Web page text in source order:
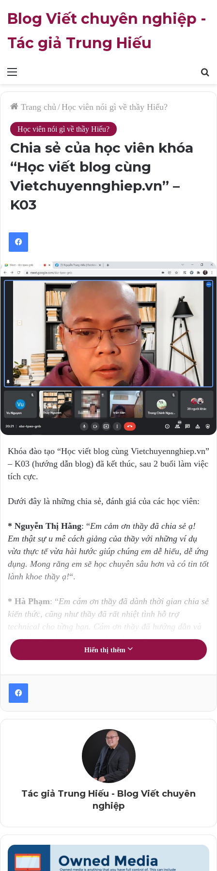
Mục
Blog Viết chuyên nghiệp -
Tác giả Trung Hiếu
Trang chủ/Học viên nói gì về thầy Hiếu?
Học viên nói gì về thầy Hiếu?
Chia sẻ của học viên khóa
“Học viết blog cùng
Vietchuyennghiep.vn” –
K03
Khóa đào tạo “Học viết blog cùng Vietchuyennghiep.vn”
– K03 (hướng dẫn blog) đã kết thúc, sau 2 buổi làm việc
tích cực.
Dưới đây là những chia sẻ, đánh giá của các học viên:
* Nguyễn Thị Hằng: “Em cảm ơn thầy đã chia sẻ ạ!
Em thật sự u mê cách giảng của thầy với những ví dụ
vừa thực tế vừa hài hước giúp chúng em dễ hiểu, dễ ứng
dụng. Mong rằng em sẽ học chuyên sâu hơn và có tin tốt
lành khoe thầy ạ!“.
* Hà Phạm: “Em cám ơn thầy đã dành thời gian chia sẻ
kiến thức, cũng như thầy đã rất nhiệt tình hỗ trợ
technical cho từng bạn. Cám ơn thầy đã hướng dẫn và
định hướng cho những newbie như em“.
2b học vừa qua thực sự rất hữu ích với em ạ“.
Tải eBook chia sẻ chuyên môn, hướng dẫn blog… của
Tác giả Trung Hiếu – Vietchuyennghiep.vn
Em cảm ơn sự nhiệt huyết của thầy
dành cho tất cả mọi người. Qua đó em đã phần nào gỡ
bỏ được thắc mắc mà mình đang vướng phải Chúc thầy
sự nghiệp ngày càng phát triển“.
* Hằng Trần : “Là người kinh doanh online khá lâu
nhưng thực sự ko hiểu về Blog, qua 2 ngày được học ở
Blog quan trọng ntn trong kinh doanh online. Cảm ơn
thầy giáo về những kiến thức đơn giản dễ hiểu từ gốc“.
* Duyên Kelly: “Cảm ơn thầy về những chia sẻ cực kỳ
Hiển thị thêm
Tác giả Trung Hiếu - Blog Viết chuyên
nghiệp